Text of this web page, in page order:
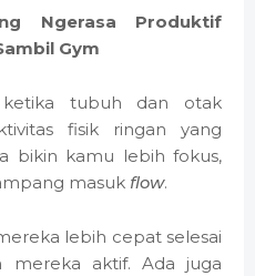
Ngerasa Produktif
Gym
ketika tubuh dan otak
fisik ringan yang
bikin kamu lebih fokus,
masuk flow.
lebih cepat selesai
mereka aktif. Ada juga